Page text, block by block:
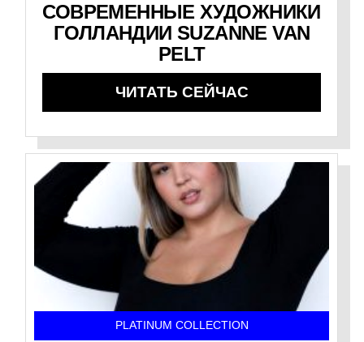
СОВРЕМЕННЫЕ ХУДОЖНИКИ
ГОЛЛАНДИИ SUZANNE VAN
PELT
ЧИТАТЬ СЕЙЧАС
PLATINUM COLLECTION